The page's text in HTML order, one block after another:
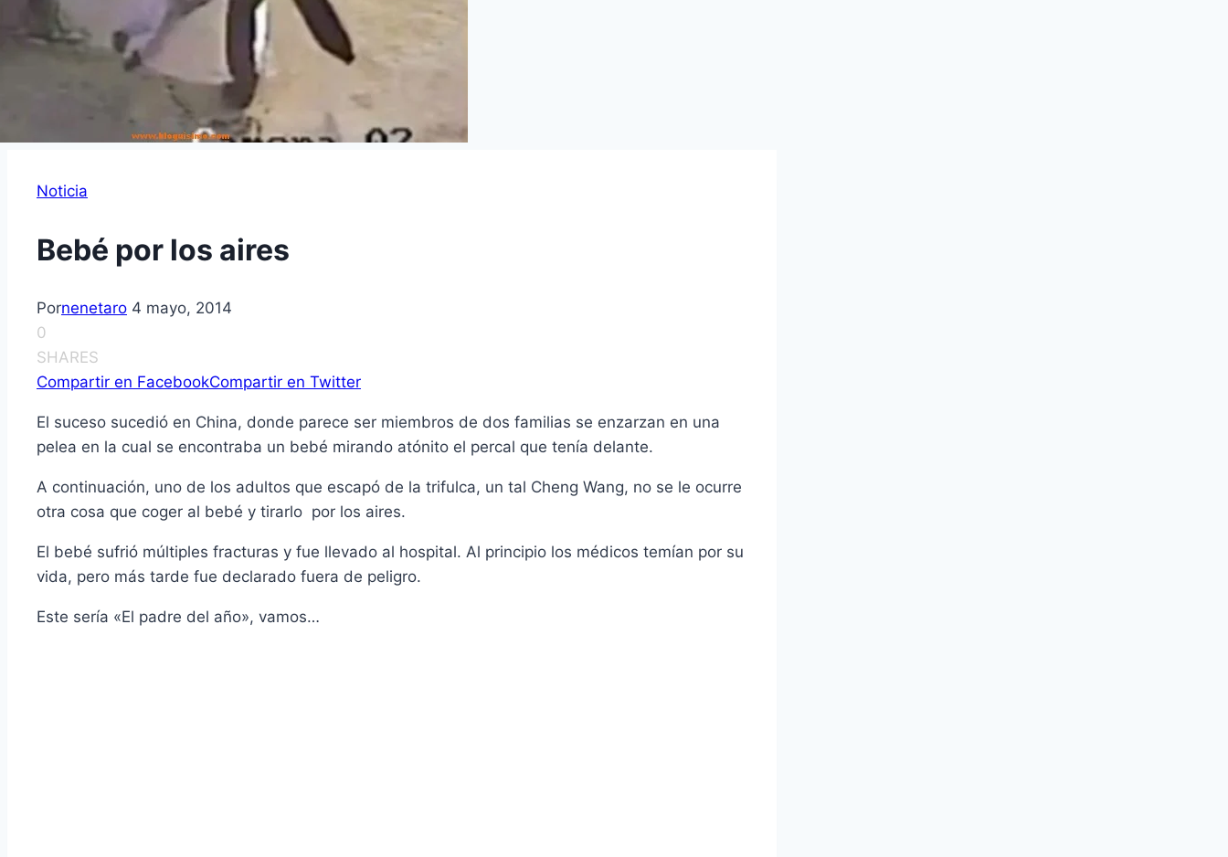
Noticia
Bebé por los aires
Pornenetaro 4 mayo, 2014
0
SHARES
Compartir en FacebookCompartir en Twitter
El suceso sucedió en China, donde parece ser miembros de dos familias se enzarzan en una
pelea en la cual se encontraba un bebé mirando atónito el percal que tenía delante.
A continuación, uno de los adultos que escapó de la trifulca, un tal Cheng Wang, no se le ocurre
otra cosa que coger al bebé y tirarlo por los aires.
El bebé sufrió múltiples fracturas y fue llevado al hospital. Al principio los médicos temían por su
vida, pero más tarde fue declarado fuera de peligro.
Este sería «El padre del año», vamos…